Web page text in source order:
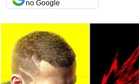
no Google